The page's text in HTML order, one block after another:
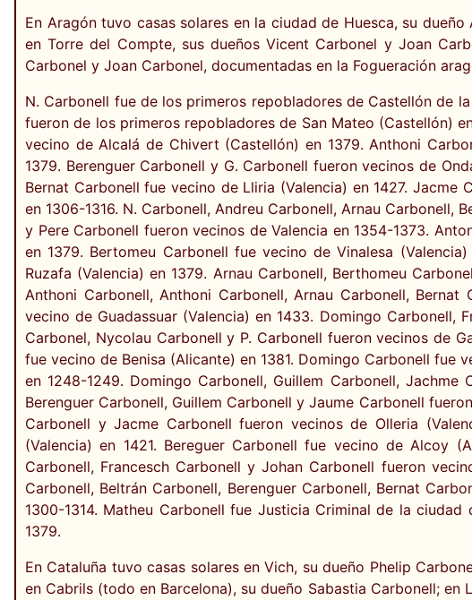
En Aragón tuvo casas solares en la ciudad de Huesca, su
en Torre del Compte, sus dueños Vicent Carbonel y Joan
Carbonel y Joan Carbonel, documentadas en la Fogueración
N. Carbonell fue de los primeros repobladores de Castellón de
fueron de los primeros repobladores de San Mateo (Castellón)
vecino de Alcalá de Chivert (Castellón) en 1379. Anthoni
1379. Berenguer Carbonell y G. Carbonell fueron vecinos de
Bernat Carbonell fue vecino de Lliria (Valencia) en 1427.
en 1306-1316. N. Carbonell, Andreu Carbonell, Arnau Carbonell,
y Pere Carbonell fueron vecinos de Valencia en 1354-1373.
en 1379. Bertomeu Carbonell fue vecino de Vinalesa
Ruzafa (Valencia) en 1379. Arnau Carbonell, Berthomeu
Anthoni Carbonell, Anthoni Carbonell, Arnau Carbonell,
vecino de Guadassuar (Valencia) en 1433. Domingo Carbonell,
Carbonel, Nycolau Carbonell y P. Carbonell fueron vecinos de
fue vecino de Benisa (Alicante) en 1381. Domingo Carbonell fue
en 1248-1249. Domingo Carbonell, Guillem Carbonell,
Berenguer Carbonell, Guillem Carbonell y Jaume Carbonell
Carbonell y Jacme Carbonell fueron vecinos de Olleria
(Valencia) en 1421. Bereguer Carbonell fue vecino de Alcoy
Carbonell, Francesch Carbonell y Johan Carbonell fueron
Carbonell, Beltrán Carbonell, Berenguer Carbonell, Bernat
1300-1314. Matheu Carbonell fue Justicia Criminal de la
1379.
En Cataluña tuvo casas solares en Vich, su dueño Phelip
en Cabrils (todo en Barcelona), su dueño Sabastia Carbonell;